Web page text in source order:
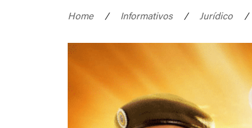
Home / Informativos / Jurídico /